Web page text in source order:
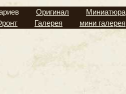
Оригинал
Миниатюра
Галерея мини галерея